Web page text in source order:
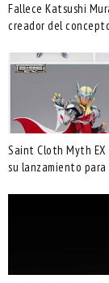
Fallece Katsushi
creador del
Saint Cloth Myth EX
su lanzamiento